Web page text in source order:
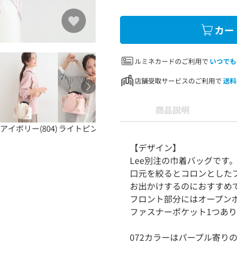
アイボリー(804)ライトピンク(870
カ
ルミネカードのご利用で いつでも
店舗受取サービスのご利用で送
商品説明
【デザイン】
Lee別注の巾着バッグです。
口元を絞るとコロンとした
お出かけするのにおすすめ
フロント部分にはオープン
ファスナーポケット1つあ
072カラーはパープル寄り